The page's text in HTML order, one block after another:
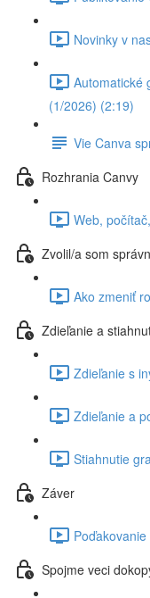
Novinky v
Automatické
(1/2026) (2:19)
Vie Canva
Rozhrania Canvy
Web,
Zvolil/a som
Ako zmeniť
Zdieľanie a
Zdieľanie s
Zdieľanie a
Stiahnutie
Záver
Spojme veci